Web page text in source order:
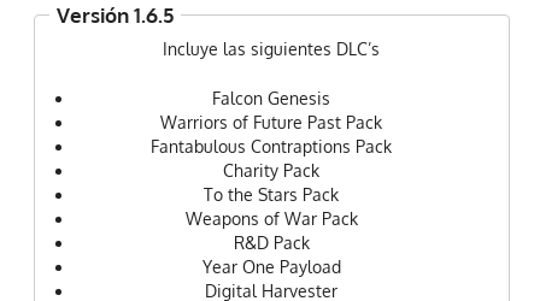
Versión 1.6.5
Incluye las siguientes DLC’s
Falcon Genesis
Warriors of Future Past Pack
Fantabulous Contraptions Pack
Charity Pack
To the Stars Pack
Weapons of War Pack
R&D Pack
Year One Payload
Digital Harvester